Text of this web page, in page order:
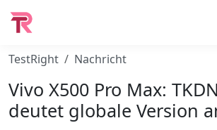
TestRight Nachricht
Vivo X500 Pro Max:
deutet globale Version